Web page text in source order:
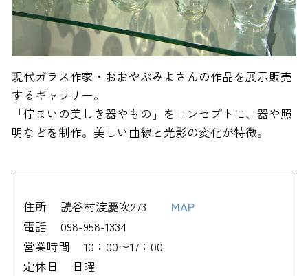
現代ガラス作家・おおやぶみよさんの作品を展示販売
するギャラリー。
「佇まいの美しき器やもの」をコンセプトに、器や照
明などを制作。美しい曲線と光影の変化が特徴。
住所 読谷村渡慶次273
MAP
電話
098-958-1334
営業時間
10：00〜17：00
定休日
日曜